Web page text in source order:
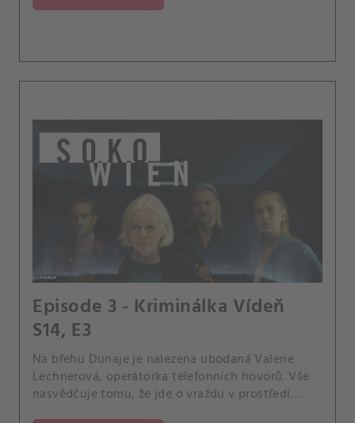
Episode 3 - Kriminálka Vídeň
S14, E3
Na břehu Dunaje je nalezena ubodaná Valerie
Lechnerová, operátorka telefonních hovorů. Vše
nasvědčuje tomu, že jde o vraždu v prostředí